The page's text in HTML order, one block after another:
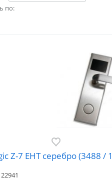
по:
Z-7 EHT серебро (3488
22941